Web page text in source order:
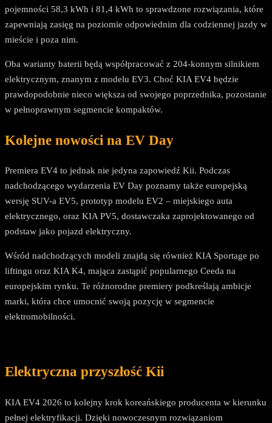
pojemności 58,3 kWh i 81,4 kWh to sprawdzone rozwiązania, które
zapewniają zasięg na poziomie odpowiednim dla codziennej jazdy w
mieście i poza nim.
Oba warianty baterii będą współpracować z 204-konnym silnikiem
elektrycznym, znanym z modelu EV3. Choć KIA EV4 będzie
prawdopodobnie nieco większa od swojego poprzednika, pozostanie
w pełnoprawnym segmencie kompaktów.
Kolejne nowości na EV Day
Premiera EV4 to jednak nie jedyna zapowiedź Kii. Podczas
nadchodzącego wydarzenia EV Day poznamy także europejską
wersję SUV-a EV5, prototyp modelu EV2 – miejskiego auta
elektrycznego, oraz KIA PV5, dostawczaka zaprojektowanego od
podstaw jako pojazd elektryczny.
Wśród nadchodzących modeli znajdą się również KIA Sportage po
liftingu oraz KIA K4, mająca zastąpić popularnego Ceeda na
europejskim rynku. Te różnorodne premiery podkreślają ambicje
marki, która chce umocnić swoją pozycję w segmencie
elektromobilności.
Elektryczna przyszłość Kii
KIA EV4 2026 to kolejny krok koreańskiego producenta w kierunku
pełnej elektryfikacji. Dzięki nowoczesnym rozwiązaniom